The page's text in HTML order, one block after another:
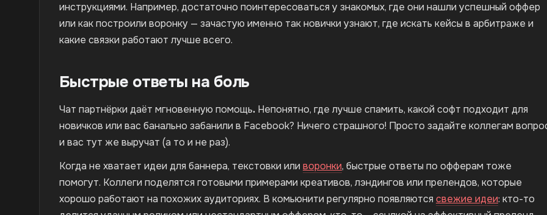
инструкциями. Например, достаточно поинтересоваться у знакомых, где они нашли успешный оффер
или как построили воронку — зачастую именно так новички узнают, где искать кейсы в арбитраже и
какие связки работают лучше всего.
Быстрые ответы на боль
Чат партнёрки даёт мгновенную помощь. Непонятно, где лучше спамить, какой софт подходит для
новичков или вас банально забанили в Facebook? Ничего страшного! Просто задайте коллегам
и вас тут же выручат (а то и не раз).
Когда не хватает идеи для баннера, текстовки или воронки, быстрые ответы по офферам тоже
помогут. Коллеги поделятся готовыми примерами креативов, лэндингов или прелендов, которые
хорошо работают на похожих аудиториях. В комьюнити регулярно появляются свежие идеи: кто-то